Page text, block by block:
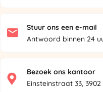
Stuur ons een e-mail
Antwoord binnen 24
Bezoek ons kantoor
Einsteinstraat 33,